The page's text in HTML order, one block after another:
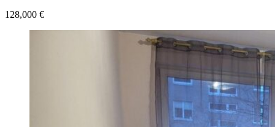
128,000 €